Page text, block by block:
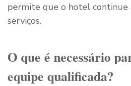
permite que o hotel continue
serviços.
O que é necessário
equipe qualificada?